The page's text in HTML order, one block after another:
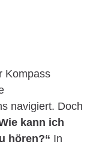
Kompass
navigiert. Doch
kann ich
hören?“ In